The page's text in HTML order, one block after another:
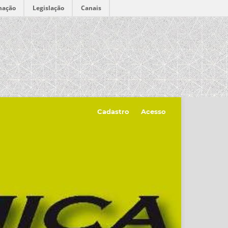
Legislação Canais
Cadastro Acesso